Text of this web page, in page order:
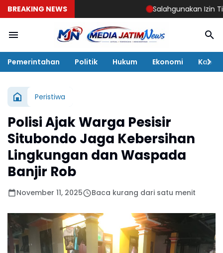
BREAKING NEWS Salahgunakan Izin
Pemerintahan Politik Hukum Ekonomi Kabar
Peristiwa
Polisi Ajak Warga Pesisir
Situbondo Jaga Kebersihan
Lingkungan dan Waspada
Banjir Rob
November 11, 2025 Baca kurang dari satu menit